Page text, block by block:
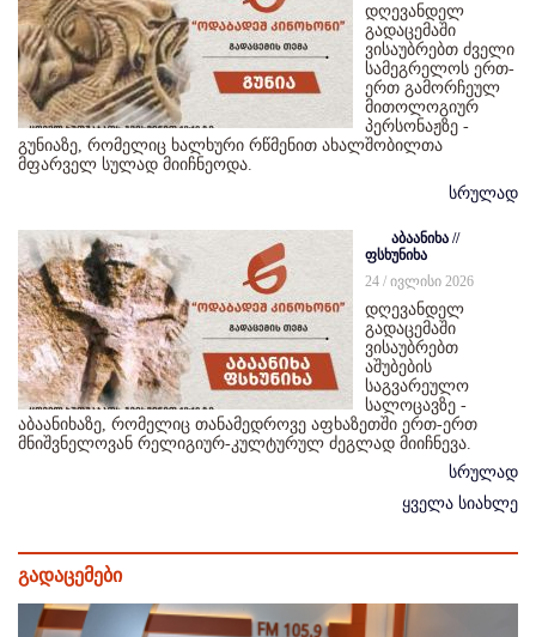
დღევანდელ
გადაცემაში
ვისაუბრებთ ძველი
სამეგრელოს ერთ-
ერთ გამორჩეულ
მითოლოგიურ
პერსონაჟზე -
გუნიაზე, რომელიც ხალხური რწმენით ახალშობილთა
მფარველ სულად მიიჩნეოდა.
სრულად
აბაანიხა //
ფსხუნიხა
24 / ივლისი 2026
დღევანდელ
გადაცემაში
ვისაუბრებთ
აშუბების
საგვარეულო
სალოცავზე -
აბაანიხაზე, რომელიც თანამედროვე აფხაზეთში ერთ-ერთ
მნიშვნელოვან რელიგიურ-კულტურულ ძეგლად მიიჩნევა.
სრულად
ყველა სიახლე
გადაცემები